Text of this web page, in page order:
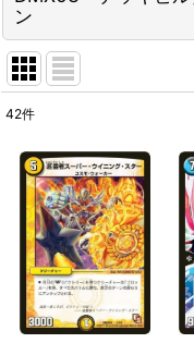
ン
並び順:
42件